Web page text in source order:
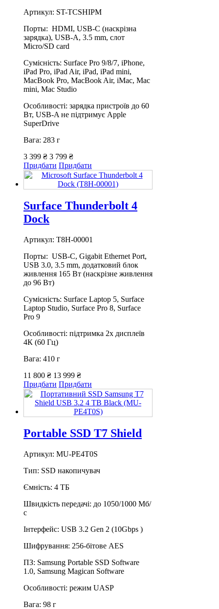
Артикул: ST-TCSHIPM
Порты: HDMI, USB-C (наскрізна
зарядка), USB-A, 3.5 mm, слот
Micro/SD card
Сумісність: Surface Pro 9/8/7, iPhone,
iPad Pro, iPad Air, iPad, iPad mini,
MacBook Pro, MacBook Air, iMac, Mac
mini, Mac Studio
Особливості: зарядка пристроїв до 60
Вт, USB-A не підтримує Apple
SuperDrive
Вага: 283 г
3 399 ₴ 3 799 ₴
Придбати Придбати
Surface Thunderbolt 4
Dock
Артикул: T8H-00001
Порты: USB-C, Gigabit Ethernet Port,
USB 3.0, 3.5 mm, додатковий блок
живлення 165 Вт (наскрізне живлення
до 96 Вт)
Сумісність: Surface Laptop 5, Surface
Laptop Studio, Surface Pro 8, Surface
Pro 9
Особливості: підтримка 2х дисплеїв
4К (60 Гц)
Вага: 410 г
11 800 ₴ 13 999 ₴
Придбати Придбати
Portable SSD T7 Shield
Артикул: MU-PE4T0S
Тип: SSD накопичувач
Ємність: 4 ТБ
Швидкість передачі: до 1050/1000 Мб/
с
Інтерфейс: USB 3.2 Gen 2 (10Gbps )
Шифрування: 256-бітове AES
ПЗ: Samsung Portable SSD Software
1.0, Samsung Magican Software
Особливості: режим UASP
Вага: 98 г